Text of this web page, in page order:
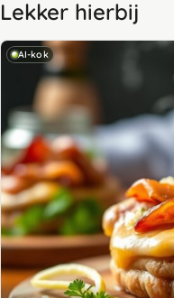
Lekker hierbij
AI-kok